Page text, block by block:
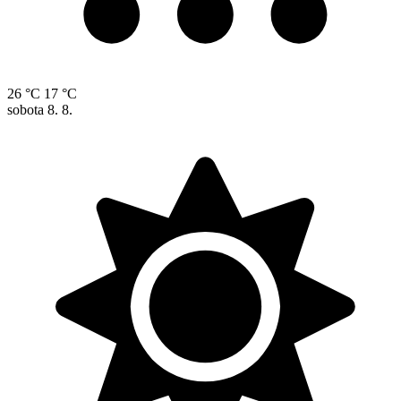
26 °C 17 °C
sobota 8. 8.